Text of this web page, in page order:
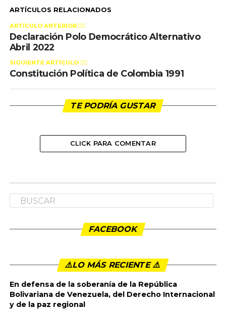
ARTÍCULOS RELACIONADOS
ARTÍCULO ANTERIOR 👉🏻
Declaración Polo Democrático Alternativo
Abril 2022
SIGUIENTE ARTÍCULO 👈🏻
Constitución Política de Colombia 1991
TE PODRÍA GUSTAR
CLICK PARA COMENTAR
FACEBOOK
⚠️LO MÁS RECIENTE ⚠️️
En defensa de la soberanía de la República
Bolivariana de Venezuela, del Derecho Internacional
y de la paz regional